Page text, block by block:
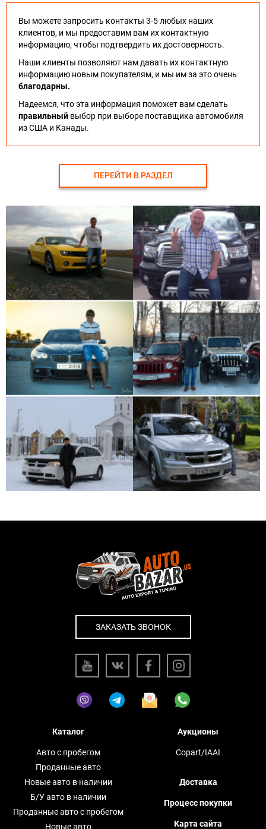
Вы можете запросить контакты 3-5 любых наших
клиентов, и мы предоставим вам их контактную
информацию, чтобы подтвердить их достоверность.
Наши клиенты позволяют нам давать их контактную
информацию новым покупателям, и мы им за это очень
благодарны.
Надеемся, что эта информация поможет вам сделать
правильный выбор при выборе поставщика автомобиля
из США и Канады.
ПЕРЕЙТИ В РАЗДЕЛ
ЗАКАЗАТЬ ЗВОНОК
Каталог
Авто с пробегом
Проданные авто
Новые авто в наличии
Б/У авто в наличии
Проданные авто с пробегом
Новые авто
Аукционы
Copart/IAAI
Доставка
Процесс покупки
Карта сайта